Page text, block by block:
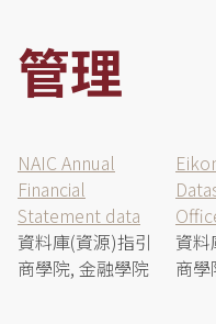
管理
NAIC Annual
Financial
Statement data
資料庫(資源)指引
商學院, 金融學院
資料
商